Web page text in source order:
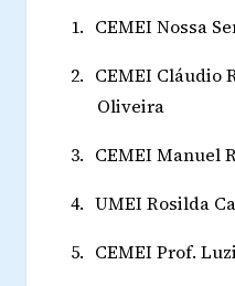
1. CEMEI Nossa
2. CEMEI Cláudio
Oliveira
3. CEMEI Manuel
4. UMEI Rosilda
5. CEMEI Prof.